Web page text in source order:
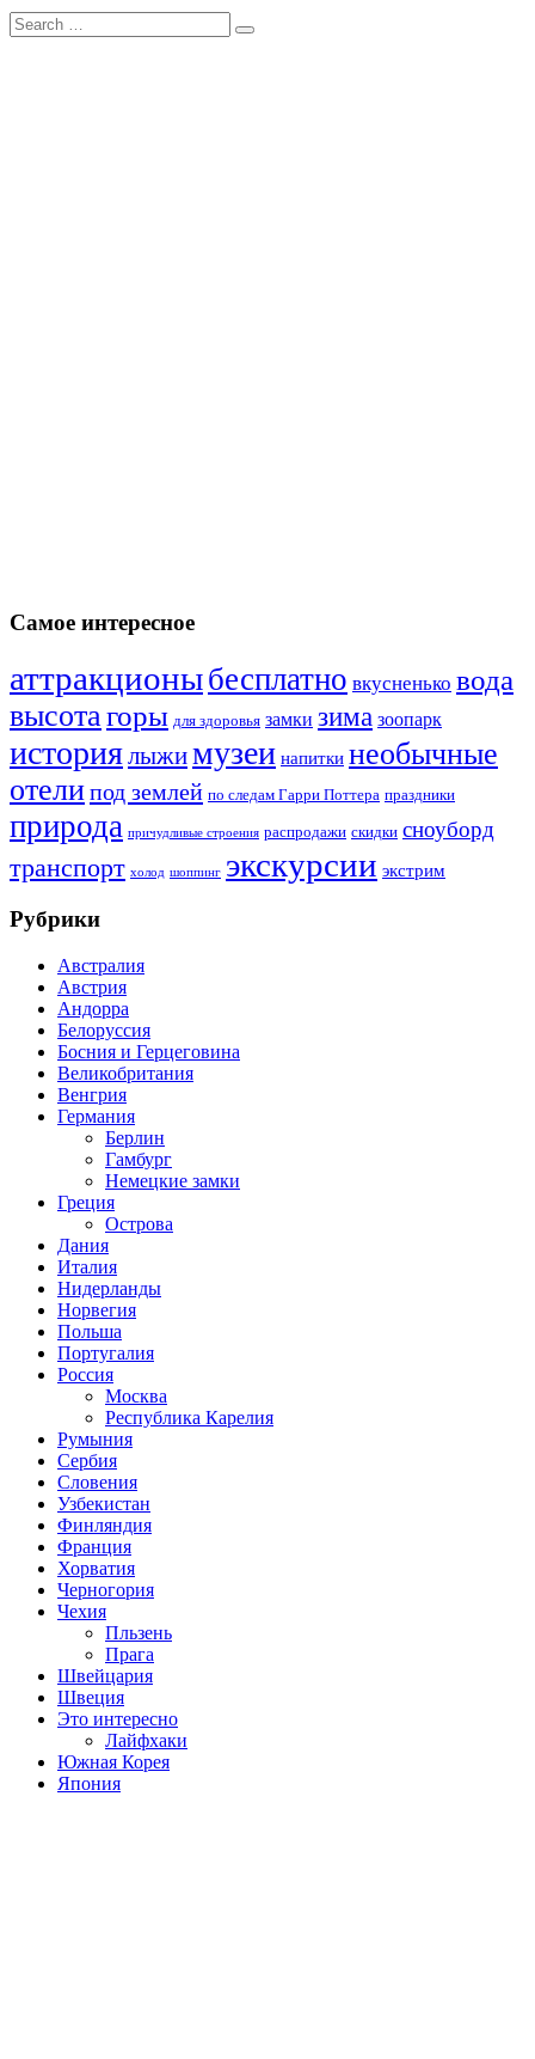
Результаты
поиска
Самое интересное
аттракционыбесплатно вкусненько вода
высота горы для здоровья замки зима зоопарк
историялыжимузеи напитки необычные
отелипод землей по следам Гарри Поттера праздники
природа причудливые строения распродажи скидки сноуборд
транспорт холод шоппинг экскурсии экстрим
Рубрики
Австралия
Австрия
Андорра
Белоруссия
Босния и Герцеговина
Великобритания
Венгрия
Германия
Берлин
Гамбург
Немецкие замки
Греция
Острова
Дания
Италия
Нидерланды
Норвегия
Польша
Португалия
Россия
Москва
Республика Карелия
Румыния
Сербия
Словения
Узбекистан
Финляндия
Франция
Хорватия
Черногория
Чехия
Пльзень
Прага
Швейцария
Швеция
Это интересно
Лайфхаки
Южная Корея
Япония